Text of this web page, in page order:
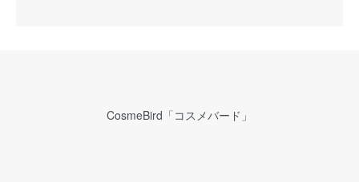
CosmeBird「コスメバード」